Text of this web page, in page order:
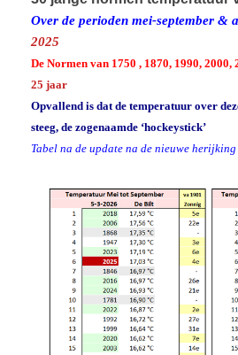
Over de perioden mei-september &
2025
De Normen van 1750 , 1870, 1990, 2000,
25 jaar
Opvallend is dat de temperatuur over
steeg, de zogenaamde ‘hockeystick’
Tabel na de update na de nieuwe